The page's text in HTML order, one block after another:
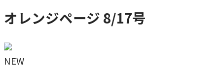
オレンジページ 8/17号
NEW